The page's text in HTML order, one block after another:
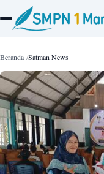
Beranda Satman News